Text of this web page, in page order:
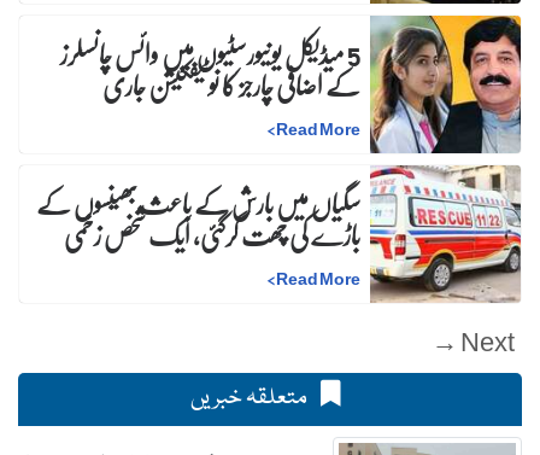
5 میڈیکل یونیورسٹیوں میں وائس چانسلرز
کے اضافی چارجز کا نوٹیفکیشن جاری
Read More
>
سگیاں میں بارش کے باعث بھینسوں کے
باڑے کی چھت گرگئی، ایک شخص زخمی
Read More
>
Next →
متعلقہ خبریں